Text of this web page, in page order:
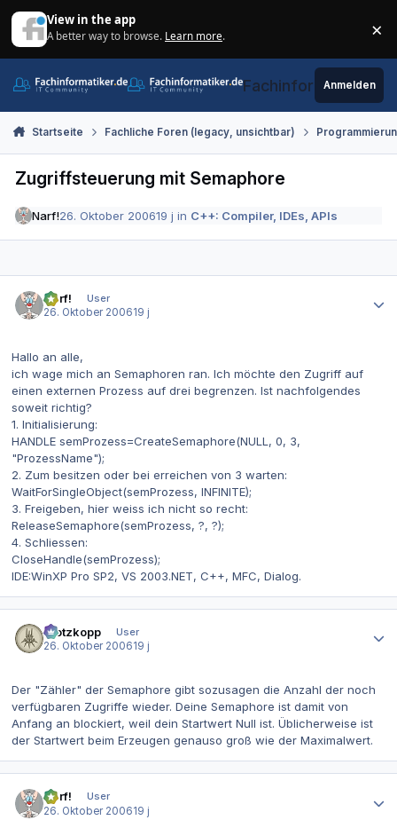
View in the app
A better way to browse. Learn more. ×
Fachinformatiker.de
Anmelden
Startseite Fachliche Foren (legacy, unsichtbar)
Zugriffsteuerung mit Semaphore
Narf!26. Oktober 200619 j in C++: Compiler, IDEs, APIs
Narf!
User
26. Oktober 200619 j
Hallo an alle,
ich wage mich an Semaphoren ran. Ich möchte den Zugriff auf
einen externen Prozess auf drei begrenzen. Ist nachfolgendes
soweit richtig?
1. Initialisierung:
HANDLE semProzess=CreateSemaphore(NULL, 0, 3,
"ProzessName");
2. Zum besitzen oder bei erreichen von 3 warten:
WaitForSingleObject(semProzess, INFINITE);
3. Freigeben, hier weiss ich nicht so recht:
ReleaseSemaphore(semProzess, ?, ?);
4. Schliessen:
CloseHandle(semProzess);
IDE:WinXP Pro SP2, VS 2003.NET, C++, MFC, Dialog.
Klotzkopp
User
26. Oktober 200619 j
Der "Zähler" der Semaphore gibt sozusagen die Anzahl der noch
verfügbaren Zugriffe wieder. Deine Semaphore ist damit von
Anfang an blockiert, weil dein Startwert Null ist. Üblicherweise ist
der Startwert beim Erzeugen genauso groß wie der Maximalwert.
Narf!
User
26. Oktober 200619 j